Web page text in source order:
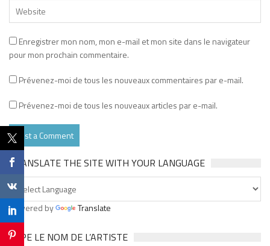
Enregistrer mon nom, mon e-mail et mon site dans le navigateur
pour mon prochain commentaire.
Prévenez-moi de tous les nouveaux commentaires par e-mail.
Prévenez-moi de tous les nouveaux articles par e-mail.
TRANSLATE THE SITE WITH YOUR LANGUAGE
Powered by Translate
TAPE LE NOM DE L’ARTISTE